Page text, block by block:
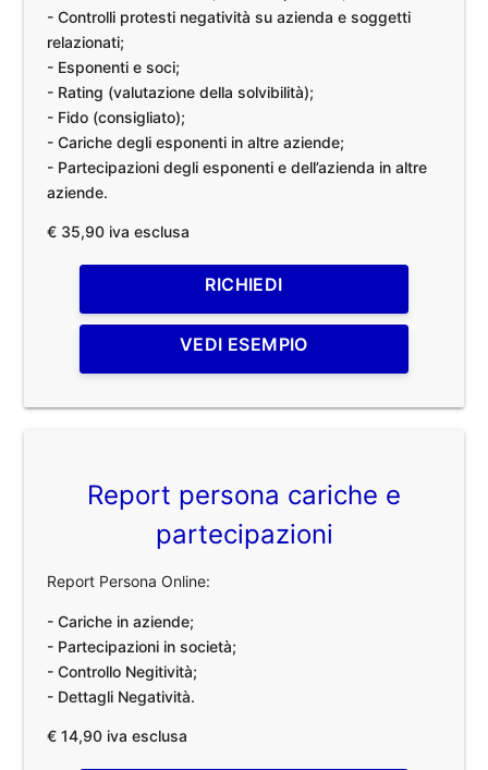
- Controlli protesti negatività su azienda e soggetti
relazionati;
- Esponenti e soci;
- Rating (valutazione della solvibilità);
- Fido (consigliato);
- Cariche degli esponenti in altre aziende;
- Partecipazioni degli esponenti e dell’azienda in altre
aziende.
€ 35,90 iva esclusa
RICHIEDI
VEDI ESEMPIO
Report persona cariche e
partecipazioni
Report Persona Online:
- Cariche in aziende;
- Partecipazioni in società;
- Controllo Negitività;
- Dettagli Negatività.
€ 14,90 iva esclusa